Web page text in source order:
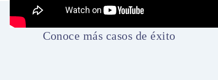
Conoce más casos de éxito